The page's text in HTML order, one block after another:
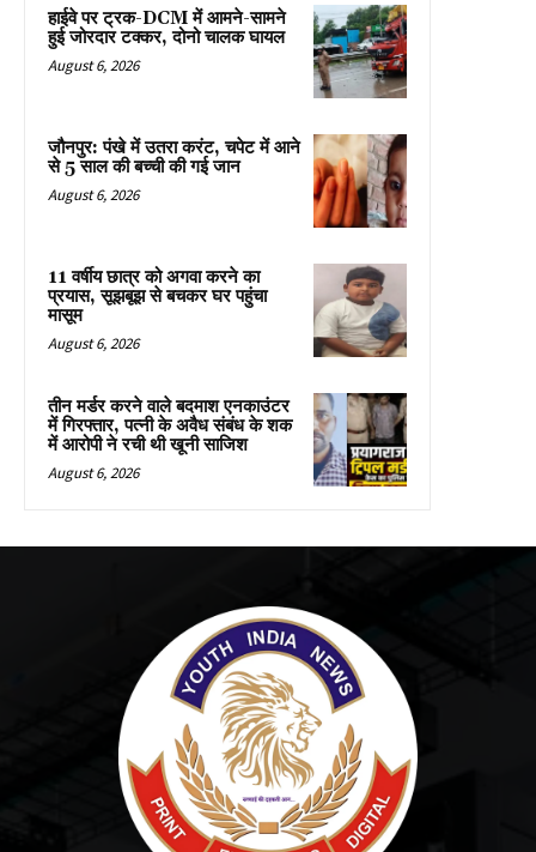
हाईवे पर ट्रक-DCM में आमने-सामने
हुई जोरदार टक्कर, दोनो चालक घायल
August 6, 2026
जौनपुर: पंखे में उतरा करंट, चपेट में आने
से 5 साल की बच्ची की गई जान
August 6, 2026
11 वर्षीय छात्र को अगवा करने का
प्रयास, सूझबूझ से बचकर घर पहुंचा
मासूम
August 6, 2026
तीन मर्डर करने वाले बदमाश एनकाउंटर
में गिरफ्तार, पत्नी के अवैध संबंध के शक
में आरोपी ने रची थी खूनी साजिश
August 6, 2026